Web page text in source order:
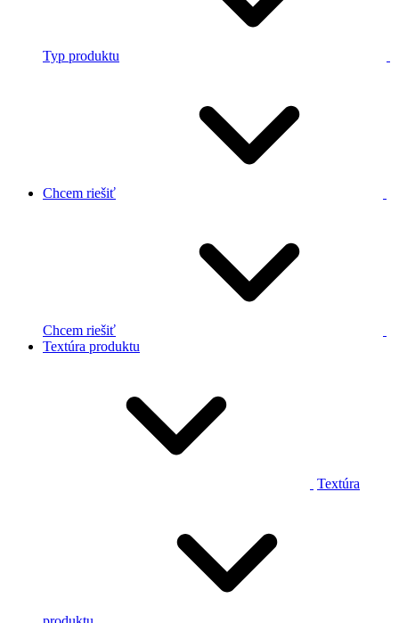
Typ produktu
Chcem riešiť
Chcem riešiť
Textúra produktu
Textúra